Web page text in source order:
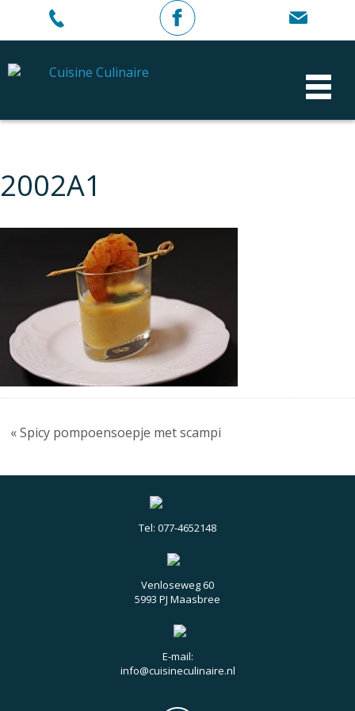
2002A1
« Spicy pompoensoepje met scampi
Tel: 077-4652148
Venloseweg 60
5993 PJ Maasbree
E-mail:
info@cuisineculinaire.nl